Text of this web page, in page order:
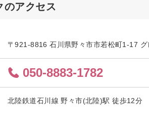
のアクセス
〒921-8816 石川県野々市市若松町1-17
050-8883-1782
北陸鉄道石川線 野々市(北陸)駅 徒歩12分